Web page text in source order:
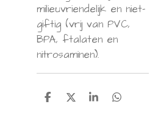
milieuvriendelijk en niet-
giftig (vrij van PVC,
BPA, ftalaten en
nitrosaminen).
D
D
S
D